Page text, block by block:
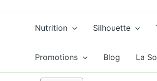
Nutrition Silhouette
Promotions Blog La